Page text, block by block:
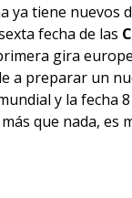
ya tiene nuevos
fecha de las
gira
a preparar un
y la fecha
que nada,